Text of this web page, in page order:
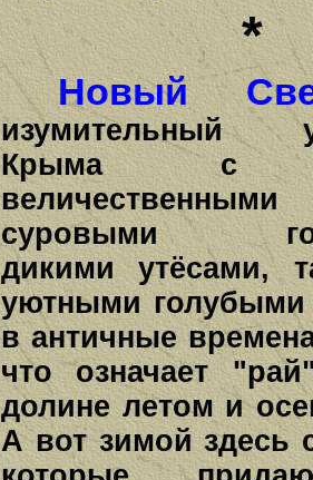
*
Новый
изумительный
Крыма с
величественными
суровыми
дикими утёсами,
уютными голубыми
в античные
что означает
долине летом и
А вот зимой здесь